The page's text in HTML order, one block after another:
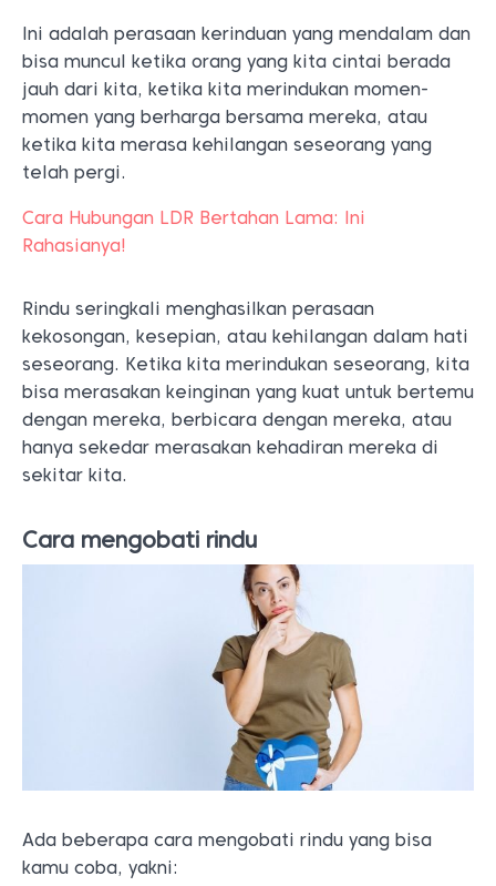
Ini adalah perasaan kerinduan yang mendalam dan
bisa muncul ketika orang yang kita cintai berada
jauh dari kita, ketika kita merindukan momen-
momen yang berharga bersama mereka, atau
ketika kita merasa kehilangan seseorang yang
telah pergi.
Cara Hubungan LDR Bertahan Lama: Ini
Rahasianya!
Rindu seringkali menghasilkan perasaan
kekosongan, kesepian, atau kehilangan dalam hati
seseorang. Ketika kita merindukan seseorang, kita
bisa merasakan keinginan yang kuat untuk bertemu
dengan mereka, berbicara dengan mereka, atau
hanya sekedar merasakan kehadiran mereka di
sekitar kita.
Cara mengobati rindu
Ada beberapa cara mengobati rindu yang bisa
kamu coba, yakni: